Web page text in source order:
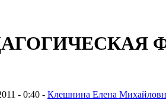
- 0:40 - Клешнина Елена